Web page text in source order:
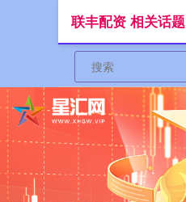
联丰配资 相关话题